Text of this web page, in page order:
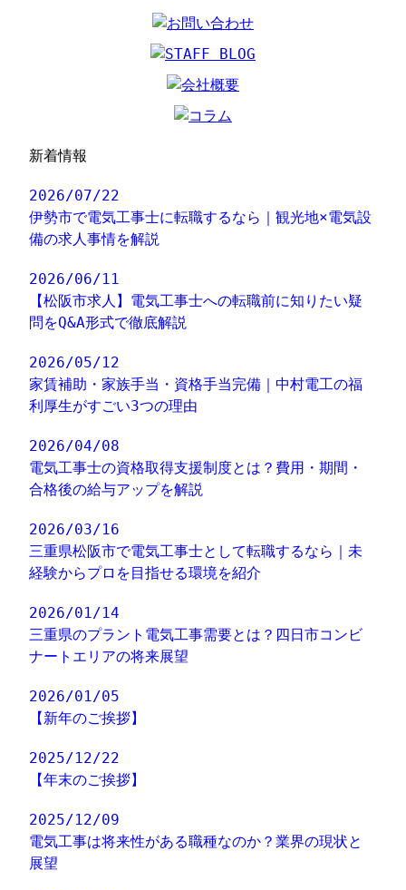
新着情報
2026/07/22
伊勢市で電気工事士に転職するなら｜観光地×電気設
備の求人事情を解説
2026/06/11
【松阪市求人】電気工事士への転職前に知りたい疑
問をQ&A形式で徹底解説
2026/05/12
家賃補助・家族手当・資格手当完備｜中村電工の福
利厚生がすごい3つの理由
2026/04/08
電気工事士の資格取得支援制度とは？費用・期間・
合格後の給与アップを解説
2026/03/16
三重県松阪市で電気工事士として転職するなら｜未
経験からプロを目指せる環境を紹介
2026/01/14
三重県のプラント電気工事需要とは？四日市コンビ
ナートエリアの将来展望
2026/01/05
【新年のご挨拶】
2025/12/22
【年末のご挨拶】
2025/12/09
電気工事は将来性がある職種なのか？業界の現状と
展望